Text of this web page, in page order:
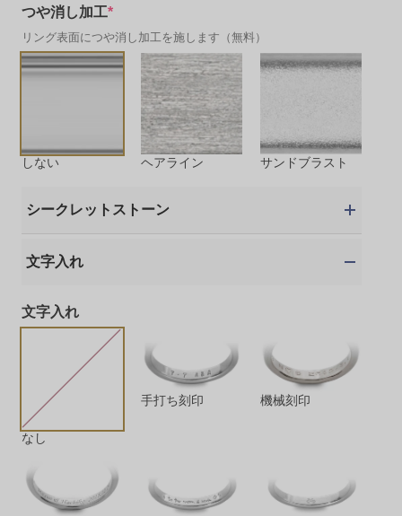
つや消し加工*
リング表面につや消し加工を施します（無料）
しない ヘアライン サンドブラスト
シークレットストーン
文字入れ
文字入れ
なし
手打ち刻印 機械刻印